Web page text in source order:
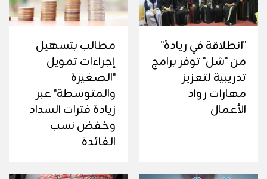
"انطلاقة في ريادة"
من "شل" توفر برامج
تدريبية لتعزيز
مهارات رواد
الأعمال
مطالب بتسهيل
إجراءات تمويل
"الصغيرة
والمتوسطة" عبر
زيادة فترات السداد
وخفض نسب
الفائدة